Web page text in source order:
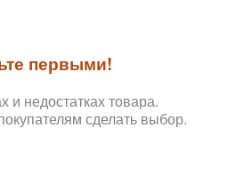
первыми!
и недостатках товара.
сделать выбор.